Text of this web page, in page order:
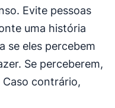
Evite pessoas
uma história
se eles percebem
Se perceberem,
contrário,